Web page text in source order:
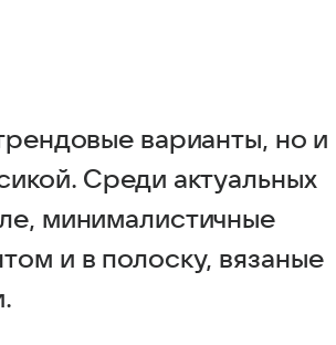
варианты, но и
Среди актуальных
минималистичные
и в полоску, вязаные